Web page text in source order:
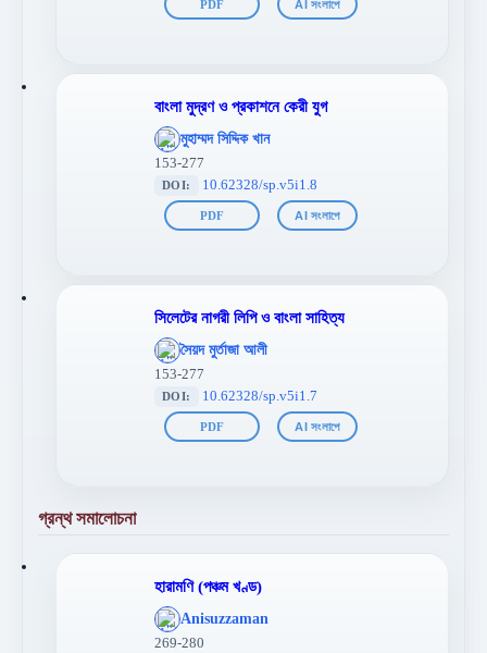
PDF AI সংলাপে
বাংলা মুদ্রণ ও প্রকাশনে কেরী যুগ
';
};">
মুহাম্মদ সিদ্দিক খান
153-277
DOI: 10.62328/sp.v5i1.8
PDF AI সংলাপে
সিলেটের নাগরী লিপি ও বাংলা সাহিত্য
';
};">
সৈয়দ মুর্তাজা আলী
153-277
DOI: 10.62328/sp.v5i1.7
PDF AI সংলাপে
গ্রন্থ সমালোচনা
হারামণি (পঞ্চম খণ্ড)
';
};">
Anisuzzaman
269-280